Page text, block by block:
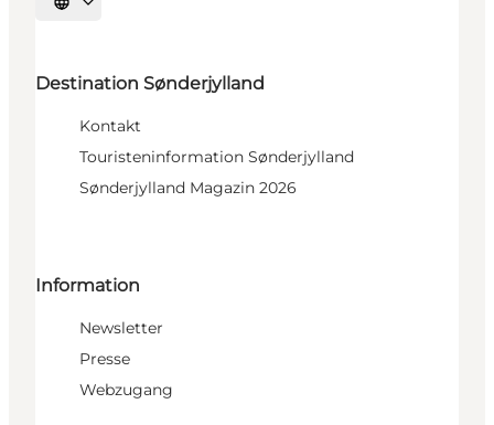
Sprache auswählen
Destination Sønderjylland
Kontakt
Touristeninformation Sønderjylland
Sønderjylland Magazin 2026
Information
Newsletter
Presse
Webzugang